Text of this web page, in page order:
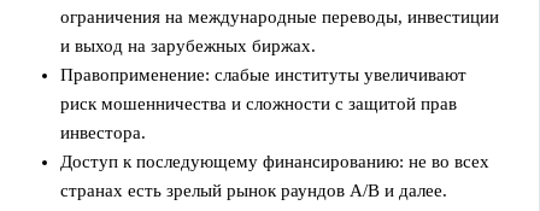
ограничения на международные переводы, инвестиции
и выход на зарубежных биржах.
Правоприменение: слабые институты увеличивают
риск мошенничества и сложности с защитой прав
инвестора.
Доступ к последующему финансированию: не во всех
странах есть зрелый рынок раундов A/B и далее.